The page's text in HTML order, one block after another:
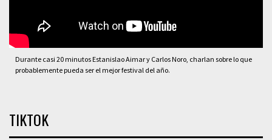
Durante casi 20 minutos Estanislao Aimar y Carlos Noro, charlan sobre lo que
probablemente pueda ser el mejor festival del año.
TIKTOK